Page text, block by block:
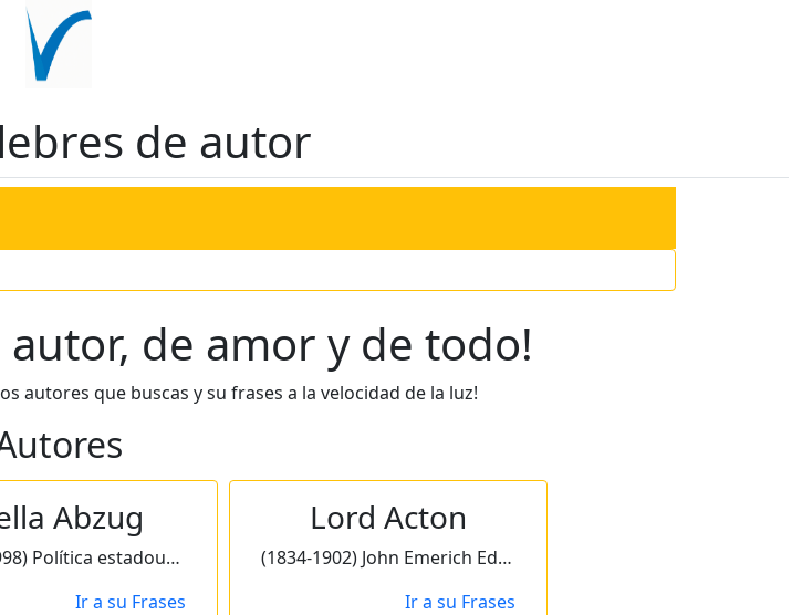
de autor
autor, de amor y de todo!
autores que buscas y su frases a la velocidad de la luz!
Abzug
(1920-1998) Política estadounidense.
Ir a su Frases
Lord Acton
(1834-1902) John Emerich Edwar Dalberg. Historiador inglés.
Ir a su Frases